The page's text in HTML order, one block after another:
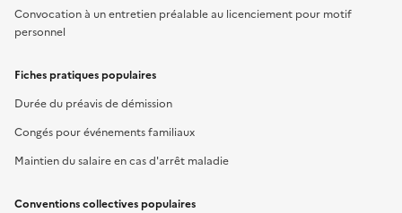
Convocation à un entretien préalable au licenciement pour motif
personnel
Fiches pratiques populaires
Durée du préavis de démission
Congés pour événements familiaux
Maintien du salaire en cas d'arrêt maladie
Conventions collectives populaires